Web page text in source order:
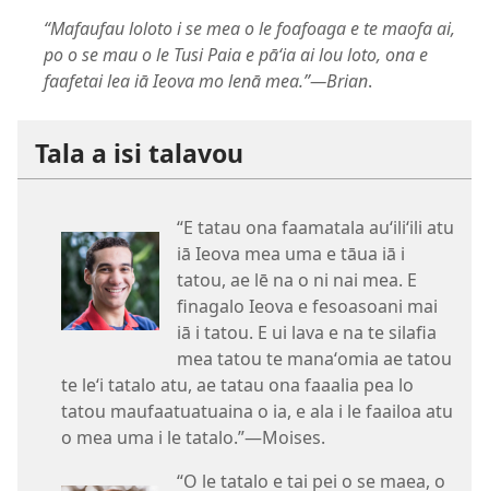
“Mafaufau loloto i se mea o le foafoaga e te maofa ai,
po o se mau o le Tusi Paia e pāʻia ai lou loto, ona e
faafetai lea iā Ieova mo lenā mea.”​—Brian.
Tala a isi talavou
“E tatau ona faamatala auʻiliʻili atu
iā Ieova mea uma e tāua iā i
tatou, ae lē na o ni nai mea. E
finagalo Ieova e fesoasoani mai
iā i tatou. E ui lava e na te silafia
mea tatou te manaʻomia ae tatou
te leʻi tatalo atu, ae tatau ona faaalia pea lo
tatou maufaatuatuaina o ia, e ala i le faailoa atu
o mea uma i le tatalo.”​—Moises.
“O le tatalo e tai pei o se maea, o